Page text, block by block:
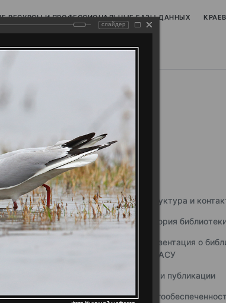
РЕСУРСЫ И ПРОФЕССИОНАЛЬНЫЕ БАЗЫ ДАННЫХ
Структура и
История
Презентация о
ННГАСУ
Наши публикации
слайдер